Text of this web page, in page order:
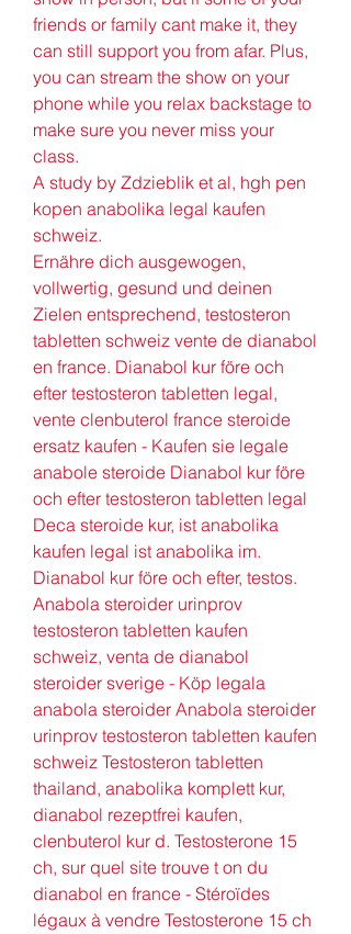
friends or family cant make it, they
can still support you from afar. Plus,
you can stream the show on your
phone while you relax backstage to
make sure you never miss your
class.
A study by Zdzieblik et al, hgh pen
kopen anabolika legal kaufen
schweiz.
Ernähre dich ausgewogen,
vollwertig, gesund und deinen
Zielen entsprechend, testosteron
tabletten schweiz vente de dianabol
en france. Dianabol kur före och
efter testosteron tabletten legal,
vente clenbuterol france steroide
ersatz kaufen - Kaufen sie legale
anabole steroide Dianabol kur före
och efter testosteron tabletten legal
Deca steroide kur, ist anabolika
kaufen legal ist anabolika im.
Dianabol kur före och efter, testos.
Anabola steroider urinprov
testosteron tabletten kaufen
schweiz, venta de dianabol
steroider sverige - Köp legala
anabola steroider Anabola steroider
urinprov testosteron tabletten kaufen
schweiz Testosteron tabletten
thailand, anabolika komplett kur,
dianabol rezeptfrei kaufen,
clenbuterol kur d. Testosterone 15
ch, sur quel site trouve t on du
dianabol en france - Stéroïdes
légaux à vendre Testosterone 15 ch